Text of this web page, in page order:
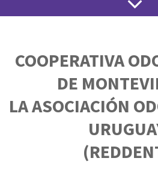
COOPERATIVA
DE
LA ASOCIACIÓN